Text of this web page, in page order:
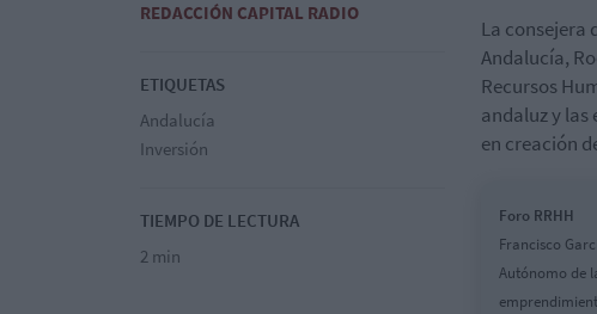
REDACCIÓN CAPITAL RADIO
ETIQUETAS
Andalucía
Inversión
TIEMPO DE LECTURA
2 min
La consejera
Andalucía,
Recursos
andaluz y
en creación
Foro RRHH
Francisco
Autónomo de